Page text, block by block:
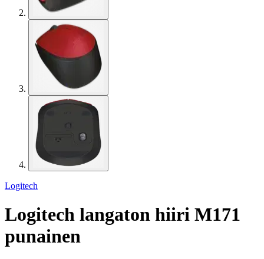
Logitech
Logitech langaton hiiri M171
punainen